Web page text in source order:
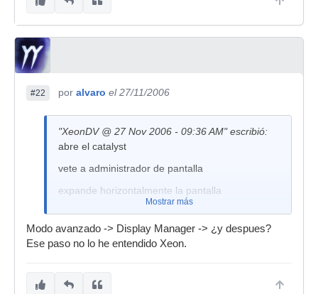
#22 por alvaro el 27/11/2006
"XeonDV @ 27 Nov 2006 - 09:36 AM" escribió:
abre el catalyst
vete a administrador de pantalla
expande horizontalmente la pantalla
Mostrar más
Modo avanzado -> Display Manager -> ¿y despues?
Ese paso no lo he entendido Xeon.